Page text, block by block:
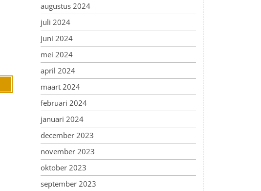
augustus 2024
juli 2024
juni 2024
mei 2024
april 2024
maart 2024
februari 2024
januari 2024
december 2023
november 2023
oktober 2023
september 2023